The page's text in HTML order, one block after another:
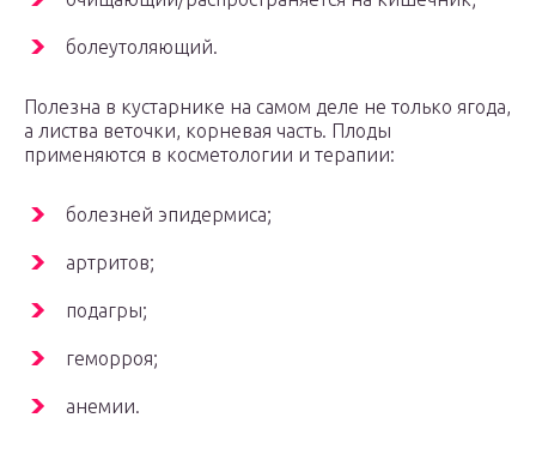
болеутоляющий.
Полезна в кустарнике на самом деле не только ягода,
а листва веточки, корневая часть. Плоды
применяются в косметологии и терапии:
болезней эпидермиса;
артритов;
подагры;
геморроя;
анемии.